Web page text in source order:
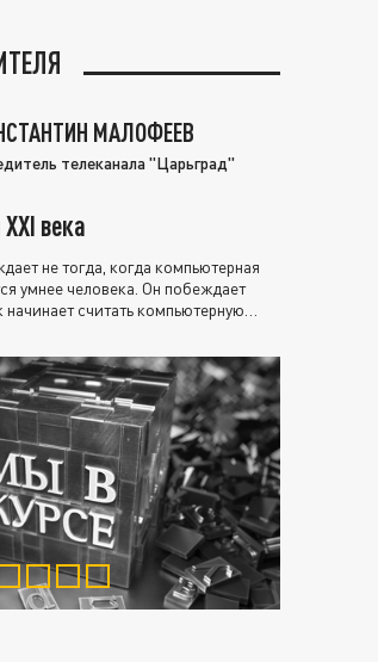
МАЛОФЕЕВ
телеканала "Царьград"
века
не тогда, когда компьютерная
умнее человека. Он побеждает
начинает считать компьютерную